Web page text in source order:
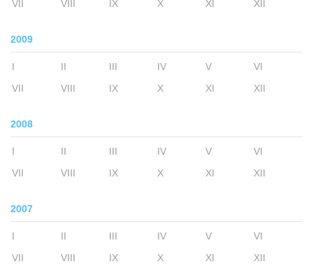
VII
VIII IX X XI XII
2009
I II III IV V
VI
VII
VIII IX X XI XII
2008
I II III IV V
VI
VII
VIII IX X XI XII
2007
I II III IV V
VI
VII
VIII IX X XI XII